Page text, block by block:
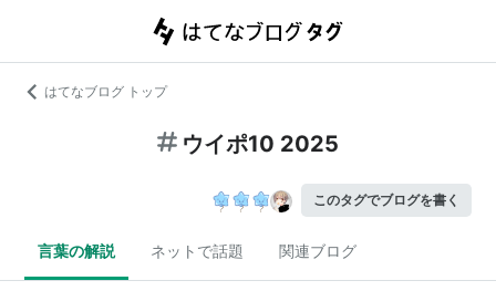
はてなブログ トップ
ウイポ10 2025
このタグでブログを書く
言葉の解説 ネットで話題 関連ブログ